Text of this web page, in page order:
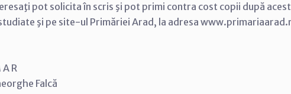
pot solicita în scris şi pot primi contra cost copii după
şi pe site-ul Primăriei Arad, la adresa
A R
Falcă